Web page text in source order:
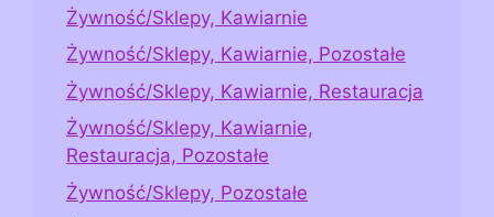
Żywność/Sklepy, Kawiarnie
Żywność/Sklepy, Kawiarnie, Pozostałe
Żywność/Sklepy, Kawiarnie, Restauracja
Żywność/Sklepy, Kawiarnie,
Restauracja, Pozostałe
Żywność/Sklepy, Pozostałe